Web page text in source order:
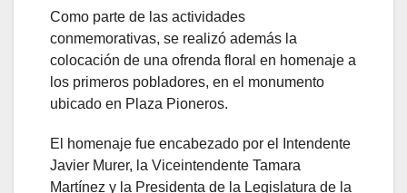
Como parte de las actividades
conmemorativas, se realizó además la
colocación de una ofrenda floral en homenaje a
los primeros pobladores, en el monumento
ubicado en Plaza Pioneros.
El homenaje fue encabezado por el Intendente
Javier Murer, la Viceintendente Tamara
Martínez y la Presidenta de la Legislatura de la